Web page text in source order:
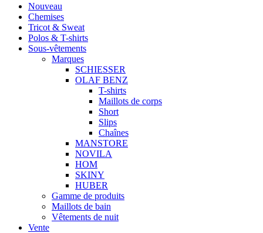
Nouveau
Chemises
Tricot & Sweat
Polos & T-shirts
Sous-vêtements
Marques
SCHIESSER
OLAF BENZ
T-shirts
Maillots de corps
Short
Slips
Chaînes
MANSTORE
NOVILA
HOM
SKINY
HUBER
Gamme de produits
Maillots de bain
Vêtements de nuit
Vente